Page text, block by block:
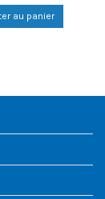
au panier